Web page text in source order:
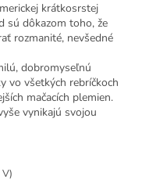
krátkosrstej
sú dôkazom toho, že
rozmanité, nevšedné
dobromyseľnú
vo všetkých rebríčkoch
mačacích plemien.
vynikajú svojou